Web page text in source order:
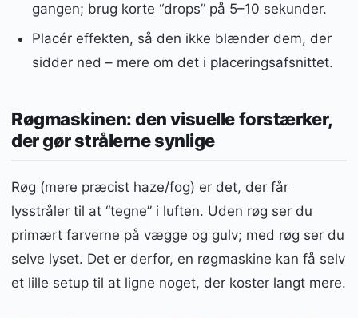
gangen; brug korte “drops” på 5–10 sekunder.
Placér effekten, så den ikke blænder dem, der
sidder ned – mere om det i placeringsafsnittet.
Røgmaskinen: den visuelle forstærker,
der gør strålerne synlige
Røg (mere præcist haze/fog) er det, der får
lysstråler til at “tegne” i luften. Uden røg ser du
primært farverne på vægge og gulv; med røg ser du
selve lyset. Det er derfor, en røgmaskine kan få selv
et lille setup til at ligne noget, der koster langt mere.